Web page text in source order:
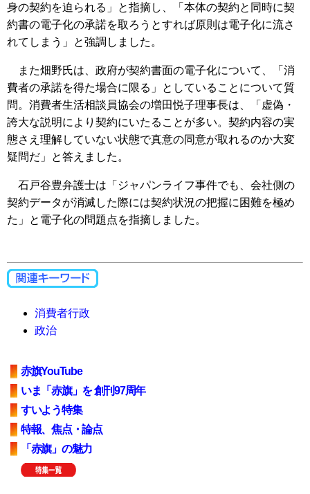
身の契約を迫られる」と指摘し、「本体の契約と同時に契
約書の電子化の承諾を取ろうとすれば原則は電子化に流さ
れてしまう」と強調しました。
また畑野氏は、政府が契約書面の電子化について、「消
費者の承諾を得た場合に限る」としていることについて質
問。消費者生活相談員協会の増田悦子理事長は、「虚偽・
誇大な説明により契約にいたることが多い。契約内容の実
態さえ理解していない状態で真意の同意が取れるのか大変
疑問だ」と答えました。
石戸谷豊弁護士は「ジャパンライフ事件でも、会社側の
契約データが消滅した際には契約状況の把握に困難を極め
た」と電子化の問題点を指摘しました。
消費者行政
政治
赤旗YouTube
いま「赤旗」を 創刊97周年
すいよう特集
特報、焦点・論点
「赤旗」の魅力